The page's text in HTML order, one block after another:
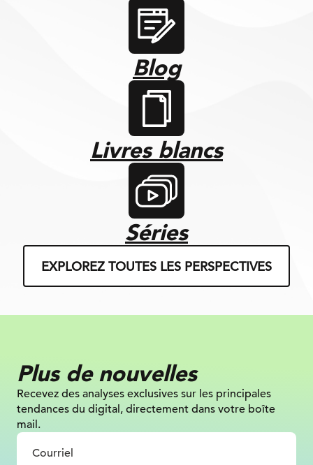
Blog
Livres blancs
Séries
EXPLOREZ TOUTES LES PERSPECTIVES
Plus de nouvelles
Recevez des analyses exclusives sur les principales
tendances du digital, directement dans votre boîte
mail.